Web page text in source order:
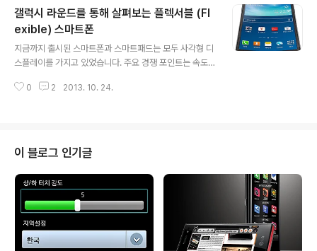
기능, 호환성, 배터리 등을 위주로 정리해 보았습니다. 삼성
갤럭시 기어 갤럭시 기어는 삼성전자의 첫번째 웨어러블
디바이스로 애플의 아이워치, 소니의 스마트워치 등 최근
불고 있는 스마트 워치 열풍 확산의 문을 열었습니다. 갤럭
시 기어는 800MHz 엑시노스 싱글코어 AP, 512 MB RA
M, 190만 화소 카메라, 4GB 저장공간을 가지고 있는데
갤럭시 라운드를 통해 살펴보는 플렉서블 (Fl
exible) 스마트폰
지금까지 출시된 스마트폰과 스마트패드는 모두 사각형 디
스플레이를 가지고 있었습니다. 주요 경쟁 포인트는 속도
시 라운드"를 기점으로 플렉서블 (Flexible) 스마트폰 시
스마트폰 "갤럭시 라운드"는 SK텔레콤으로 출시됩니다.
아직 영화처럼 구부렸다가 펴는 정도는 아니고 커브드 디
스플레이가 적용되는 수준에서 그치긴 했지만 갤럭시 라운
드를 시작으로 커브드 스마트폰이 여럿 출시될 것으로 보
이는군요. 그리고 머지않아 구부리고 펼수 있는 본격적인
0 2 2013. 10. 24.
이 블로그 인기글